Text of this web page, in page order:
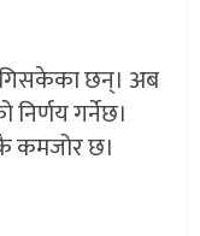
छन्। अब
गर्नेछ।
कमजोर छ।